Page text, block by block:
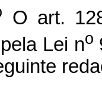
O art.
Lei no